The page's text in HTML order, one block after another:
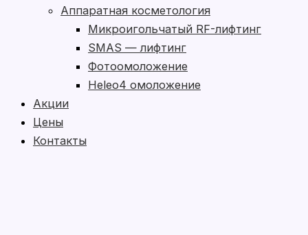
Аппаратная косметология
Микроигольчатый RF-лифтинг
SMAS — лифтинг
Фотоомоложение
Heleo4 омоложение
Акции
Цены
Контакты